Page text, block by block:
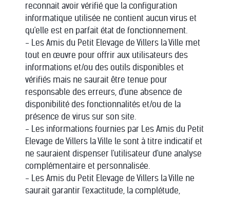
reconnait avoir vérifié que la configuration
informatique utilisée ne contient aucun virus et
qu'elle est en parfait état de fonctionnement.
- Les Amis du Petit Elevage de Villers la Ville met
tout en œuvre pour offrir aux utilisateurs des
informations et/ou des outils disponibles et
vérifiés mais ne saurait être tenue pour
responsable des erreurs, d'une absence de
disponibilité des fonctionnalités et/ou de la
présence de virus sur son site.
- Les informations fournies par Les Amis du Petit
Elevage de Villers la Ville le sont à titre indicatif et
ne sauraient dispenser l'utilisateur d'une analyse
complémentaire et personnalisée.
- Les Amis du Petit Elevage de Villers la Ville ne
saurait garantir l'exactitude, la complétude,